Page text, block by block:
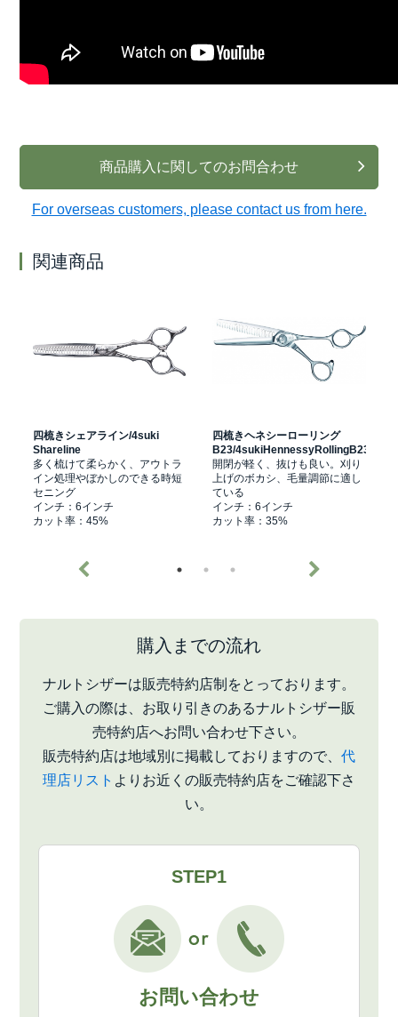
商品購入に関してのお問合わせ
For overseas customers, please contact us from here.
関連商品
四梳きシェアライン/4suki
Shareline
多く梳けて柔らかく、アウトラ
イン処理やぼかしのできる時短
セニング
インチ：6インチ
カット率：45%
四梳きヘネシーローリング
B23/4sukiHennessyRollingB23
開閉が軽く、抜けも良い。刈り
上げのボカシ、毛量調節に適し
ている
インチ：6インチ
カット率：35%
購入までの流れ
ナルトシザーは販売特約店制をとっております。
ご購入の際は、お取り引きのあるナルトシザー販
売特約店へお問い合わせ下さい。
販売特約店は地域別に掲載しておりますので、 代
理店リスト よりお近くの販売特約店をご確認下さ
い。
STEP1
お問い合わせ